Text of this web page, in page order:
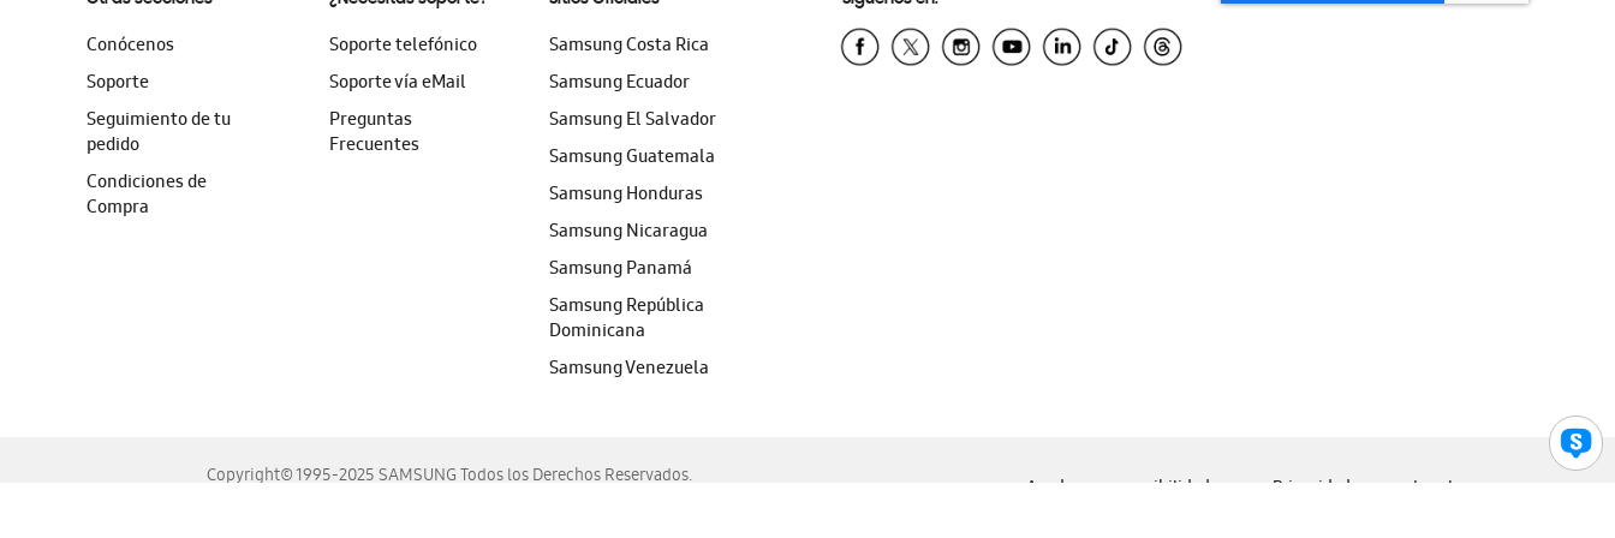
Conócenos
Soporte
Seguimiento de tu
pedido
Condiciones de
Compra
Soporte telefónico
Soporte vía eMail
Preguntas
Frecuentes
Samsung Costa Rica
Samsung Ecuador
Samsung El Salvador
Samsung Guatemala
Samsung Honduras
Samsung Nicaragua
Samsung Panamá
Samsung República
Dominicana
Samsung Venezuela
Copyright© 1995-2025 SAMSUNG Todos los Derechos Reservados.
Ayuda para accesibilidad Privacidad Legal